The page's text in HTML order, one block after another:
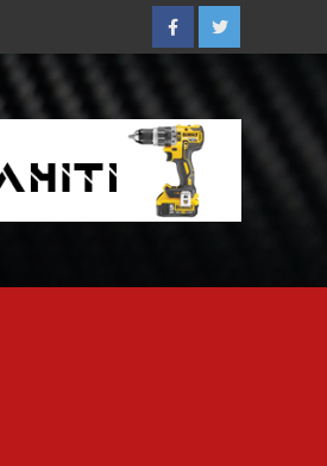
FacebookTwitter